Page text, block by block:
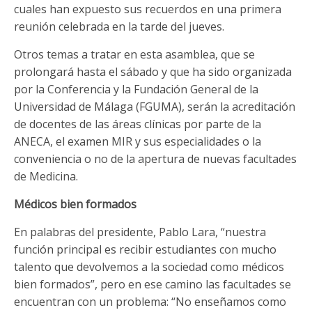
cuales han expuesto sus recuerdos en una primera
reunión celebrada en la tarde del jueves.
Otros temas a tratar en esta asamblea, que se
prolongará hasta el sábado y que ha sido organizada
por la Conferencia y la Fundación General de la
Universidad de Málaga (FGUMA), serán la acreditación
de docentes de las áreas clínicas por parte de la
ANECA, el examen MIR y sus especialidades o la
conveniencia o no de la apertura de nuevas facultades
de Medicina.
Médicos bien formados
En palabras del presidente, Pablo Lara, “nuestra
función principal es recibir estudiantes con mucho
talento que devolvemos a la sociedad como médicos
bien formados”, pero en ese camino las facultades se
encuentran con un problema: “No enseñamos como